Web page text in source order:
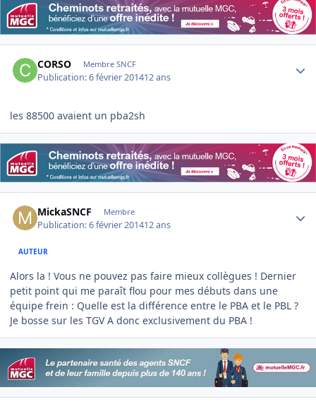
CORSO Membre SNCF
Publication:6 février 201412 ans
les 88500 avaient un pba2sh
MickaSNCF Membre
Publication:6 février 201412 ans
AUTEUR
Alors la ! Vous ne pouvez pas faire mieux collègues ! Dernier
petit point qui me paraît flou pour mes débuts dans une
équipe frein : Quelle est la différence entre le PBA et le PBL ?
Je bosse sur les TGV A donc exclusivement du PBA !